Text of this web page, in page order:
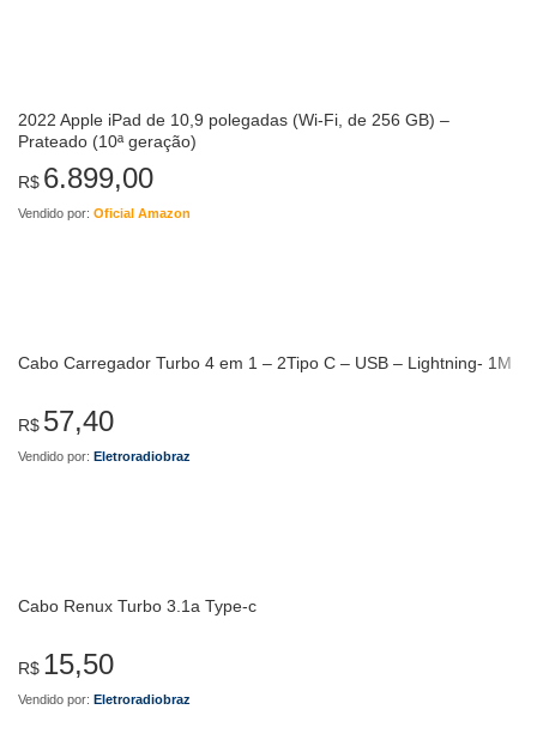
2022 Apple iPad de 10,9 polegadas (Wi-Fi, de 256 GB) –
Prateado (10ª geração)
R$ 6.899,00
Vendido por: Oficial Amazon
Cabo Carregador Turbo 4 em 1 – 2Tipo C – USB – Lightning- 1M
R$ 57,40
Vendido por: Eletroradiobraz
Cabo Renux Turbo 3.1a Type-c
R$ 15,50
Vendido por: Eletroradiobraz